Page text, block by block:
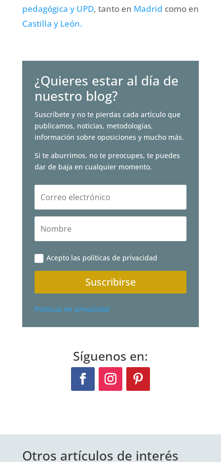
pedagógica y UPD, tanto en Madrid como en
Castilla y León.
¿Quieres estar al día de
nuestro blog?
Suscríbete y no te pierdas cada artículo que
publicamos, noticias, metodologías,
información sobre oposiciones y mucho más.
Si te aburrimos, no te preocupes, te puedes
dar de baja en cualquier momento.
Acepto las políticas de privacidad
Suscribirse
Políticas de privacidad
Síguenos en:
Otros artículos de interés